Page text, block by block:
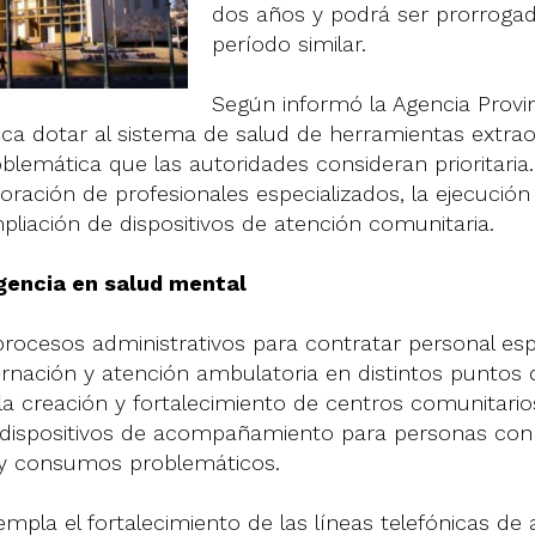
dos años y podrá ser
período similar.
Según informó la Agencia
dotar al sistema de salud de herramientas
que las autoridades consideran
de profesionales especializados, la
de dispositivos de atención comunitaria.
en salud mental
administrativos para contratar personal
y atención ambulatoria en distintos puntos
creación y fortalecimiento de centros
de acompañamiento para personas con
consumos problemáticos.
el fortalecimiento de las líneas telefónicas de